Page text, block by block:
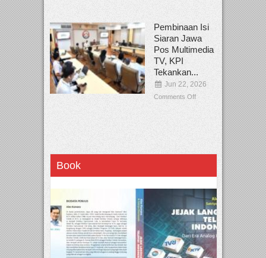
Pembinaan Isi
Siaran Jawa
Pos Multimedia
TV, KPI
Tekankan...
Jun 22, 2026
Comments Off
Book